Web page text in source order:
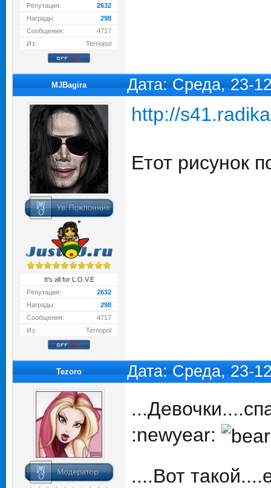
Репутация:
2632
Награды:
298
Сообщения:
4717
Из:
Ternopol
MJBagira Дата: Среда, 23-
It's all for L.O.V.E
Репутация:
2632
Награды:
298
Сообщения:
4717
Из:
Ternopol
http://
Етот рисунок
Tezoro Дата: Среда, 23-
:newyear:
....Вот